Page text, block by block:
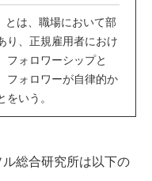
とは、職場において部
り、正規雇用者におけ
フォロワーシップと
フォロワーが自律的か
いう。
総合研究所は以下の